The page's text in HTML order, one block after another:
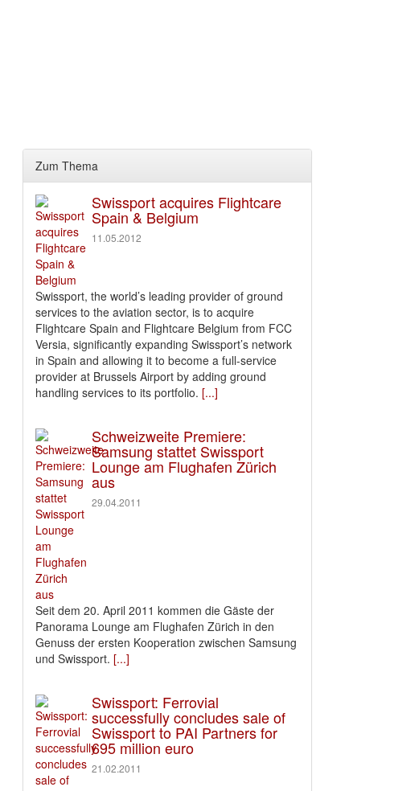
Zum Thema
Swissport acquires Flightcare
Spain & Belgium
11.05.2012
Swissport, the world’s leading provider of ground
services to the aviation sector, is to acquire
Flightcare Spain and Flightcare Belgium from FCC
Versia, significantly expanding Swissport’s network
in Spain and allowing it to become a full-service
provider at Brussels Airport by adding ground
handling services to its portfolio. [...]
Schweizweite Premiere:
Samsung stattet Swissport
Lounge am Flughafen Zürich
aus
29.04.2011
Seit dem 20. April 2011 kommen die Gäste der
Panorama Lounge am Flughafen Zürich in den
Genuss der ersten Kooperation zwischen Samsung
und Swissport. [...]
Swissport: Ferrovial
successfully concludes sale of
Swissport to PAI Partners for
695 million euro
21.02.2011